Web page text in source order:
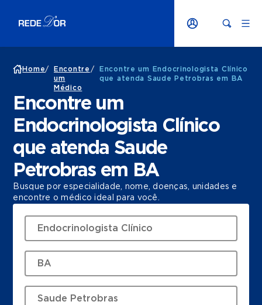
Home/
Encontre
um
Médico
/
Encontre um Endocrinologista Clínico
que atenda Saude Petrobras em BA
Encontre um
Endocrinologista Clínico
que atenda Saude
Petrobras em BA
Busque por especialidade, nome, doenças, unidades e
encontre o médico ideal para você.